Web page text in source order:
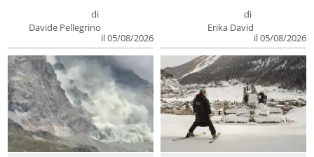
di
Davide Pellegrino
il 05/08/2026
di
Erika David
il 05/08/2026